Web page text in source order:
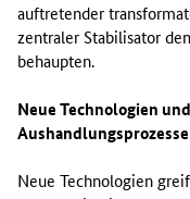
auftretender
zentraler Stabilisator
behaupten.
Neue Technologien
Aushandlungsprozesse
Neue Technologien